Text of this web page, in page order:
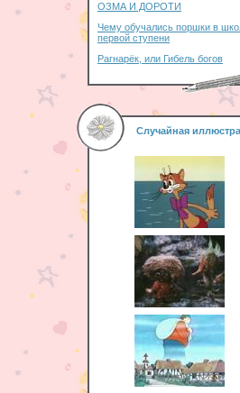
ОЗМА И ДОРОТИ
Чему обучались поршки в
первой ступени
Рагнарёк, или Гибель богов
Случайная